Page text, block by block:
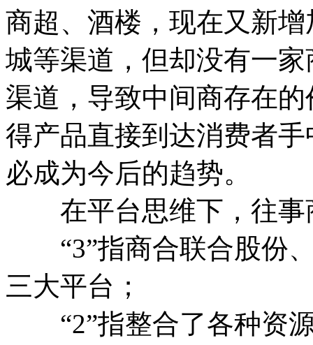
商超、酒楼，现在又新
城等渠道，但却没有一
渠道，导致中间商存在
得产品直接到达消费者
必成为今后的趋势。
在平台思维下，往事
“3”指商合联合股份、
三大平台；
“2”指整合了各种资源